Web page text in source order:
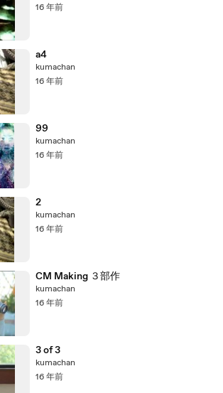
16 年前
a4
kumachan
16 年前
99
kumachan
16 年前
2
kumachan
16 年前
CM Making ３部作
kumachan
16 年前
3 of 3
kumachan
16 年前